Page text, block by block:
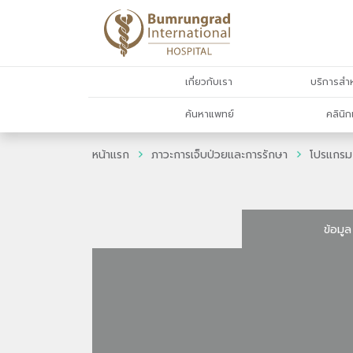
เกี่ยวกับเรา บริการส
ค้นหาแพทย์ คลินิก
หน้าแรก ภาวะการเจ็บป่วยและการรักษา โปรแกร
ข้อมูล